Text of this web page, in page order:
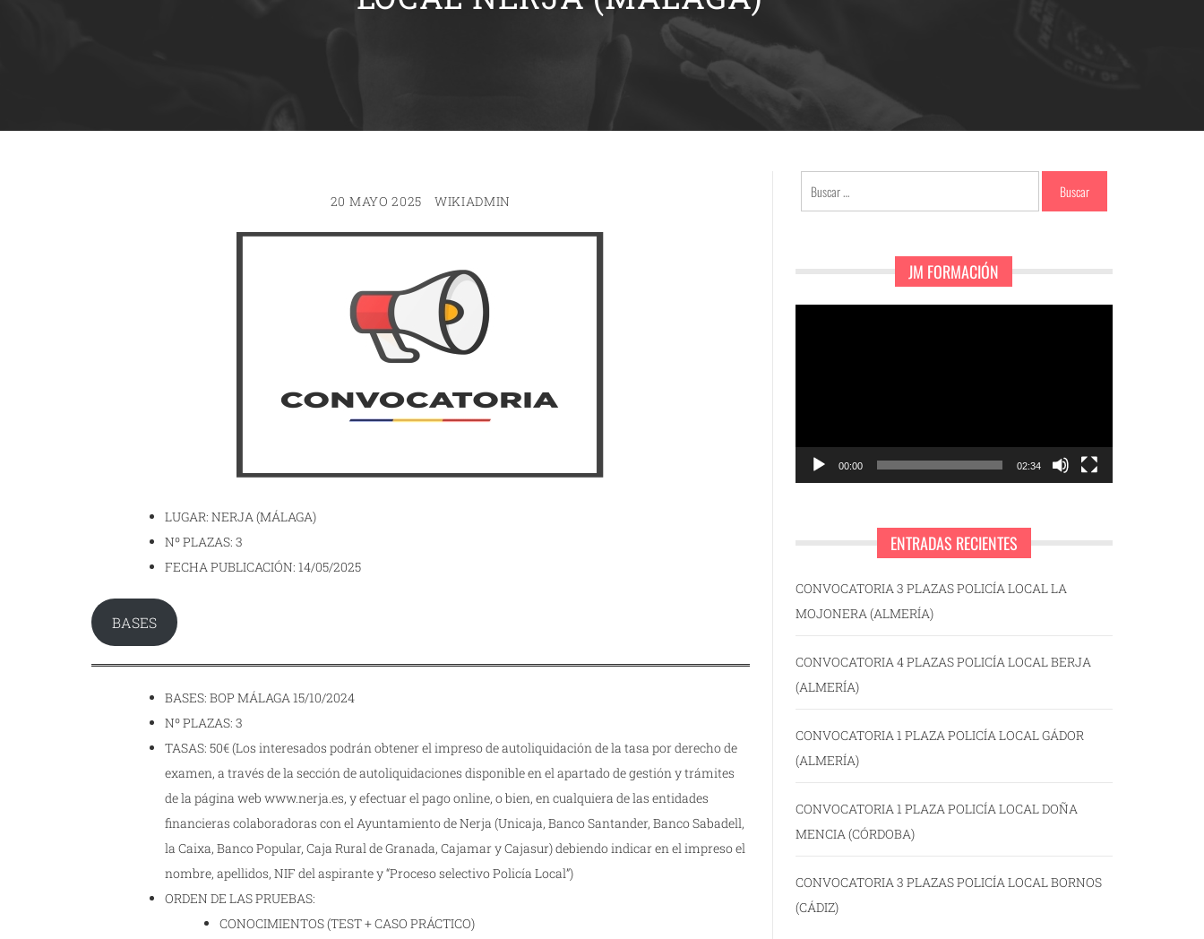
20 MAYO 2025 WIKIADMIN
LUGAR: NERJA (MÁLAGA)
Nº PLAZAS: 3
FECHA PUBLICACIÓN: 14/05/2025
BASES
BASES: BOP MÁLAGA 15/10/2024
Nº PLAZAS: 3
TASAS: 50€ (Los interesados podrán obtener el impreso de autoliquidación de la tasa por derecho de
examen, a través de la sección de autoliquidaciones disponible en el apartado de gestión y trámites
de la página web www.nerja.es, y efectuar el pago online, o bien, en cualquiera de las entidades
financieras colaboradoras con el Ayuntamiento de Nerja (Unicaja, Banco Santander, Banco Sabadell,
la Caixa, Banco Popular, Caja Rural de Granada, Cajamar y Cajasur) debiendo indicar en el impreso el
nombre, apellidos, NIF del aspirante y “Proceso selectivo Policía Local”)
ORDEN DE LAS PRUEBAS:
CONOCIMIENTOS (TEST + CASO PRÁCTICO)
Buscar:
JM FORMACIÓN
00:00 02:34
ENTRADAS RECIENTES
CONVOCATORIA 3 PLAZAS POLICÍA LOCAL LA
MOJONERA (ALMERÍA)
CONVOCATORIA 4 PLAZAS POLICÍA LOCAL BERJA
(ALMERÍA)
CONVOCATORIA 1 PLAZA POLICÍA LOCAL GÁDOR
(ALMERÍA)
CONVOCATORIA 1 PLAZA POLICÍA LOCAL DOÑA
MENCIA (CÓRDOBA)
CONVOCATORIA 3 PLAZAS POLICÍA LOCAL BORNOS
(CÁDIZ)